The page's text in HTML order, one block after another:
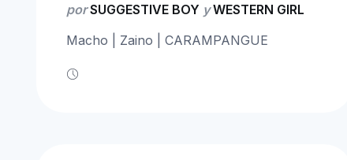
porSUGGESTIVE BOY yWESTERN GIRL
Macho | Zaino | CARAMPANGUE